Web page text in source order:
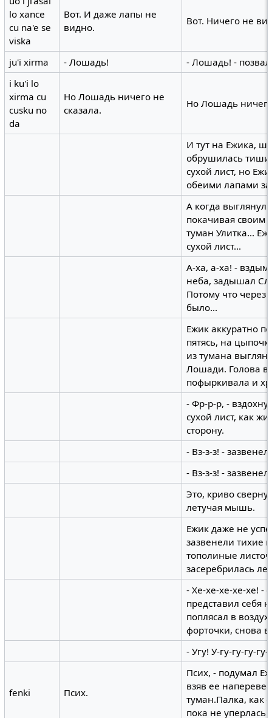
lo xance
cu na'e se
viska
Вот. И даже лапы не
видно.
Вот. Ничего не
ju'i xirma - Лошадь!
- Лошадь! -
i ku'i lo
xirma cu
cusku no
da
Но Лошадь ничего не
сказала.
Но Лошадь
И тут на Ежика,
обрушилась
сухой лист, но
обеими лапами
А когда выглянул
покачивая своим
туман Улитка...
сухой лист...
А-ха, а-ха! -
неба, задышал
Потому что через
было...
Ежик аккуратно
пятясь, на
из тумана
Лошади. Голова
пофыркивала и
- Фр-р-р, -
сухой лист, как
сторону.
- Вз-з-з! -
- Вз-з-з! -
Это, криво
летучая мышь.
Ежик даже не
зазвенели тихие
тополиные
засеребрилась
- Хе-хе-хе-хе-хе! -
представил себя
поплясал в
форточки, снова
- Угу! У-гу-гу-гу-
fenki Псих.
Псих, - подумал
взяв ее
туман.Палка, как
пока не уперлась